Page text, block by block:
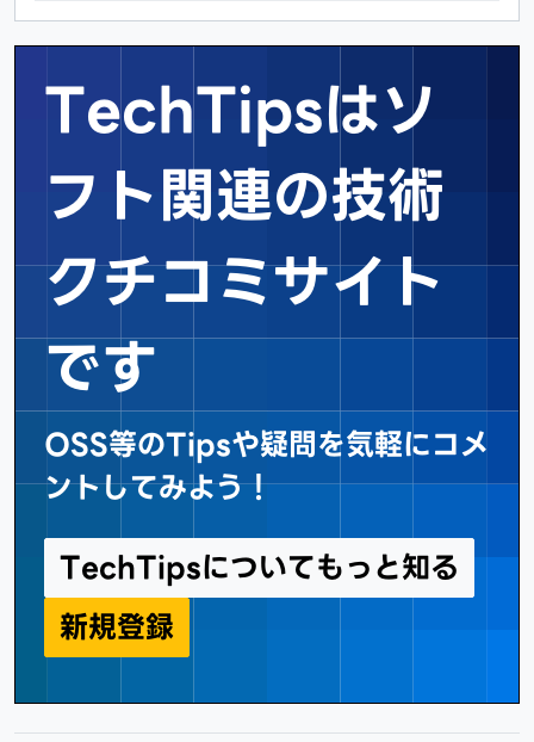
TechTipsはソ
フト関連の技術
クチコミサイト
です
OSS等のTipsや疑問を気軽にコメ
ントしてみよう！
TechTipsについてもっと知る
新規登録